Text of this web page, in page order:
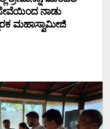
ನಾಡು
ಮಹಾಸ್ವಾಮೀಜಿ